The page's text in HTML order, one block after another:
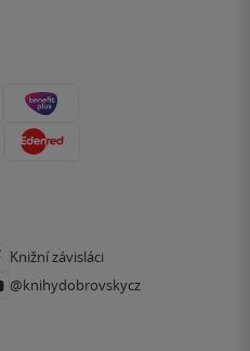
Knižní závisláci
@knihydobrovskycz